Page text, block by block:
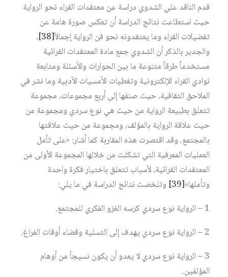
قدم الناقد علي الشدوي دراسة عن معتقدات القراء نحو الرواية
حيث استطاعت نتائج الدراسة أن تعكس صورة هامة عن
تفضيلات القراء وما يعتقدونه نحو فن الرواية إجمالاً‏[38]
،
والجدير بالذكر أن الشدوي جمع مادة المعتقدات القرائية
مستخدماً طرقاً متنوعة ما بين الحوارات والأسئلة ومتابعة
نوادي القراء الإلكترونية وتغطيات الأمسيات الأدبية وما نشر في
الملاحق الثقافية، حيث صنفها إلى أربع مجموعات، مجموعة
تتعلق بطبيعة الرواية من حيث هي نوع سردي ومجموعة من
حيث علاقة الرواية بالمؤلف، ومجموعة من حيث علاقتها
بالمجتمع، وقد اقتصرت هذه المقاربة كما أشار: «على تأمل
العمليات المعرفية التي تشكلت من خلالها المجموعة الأولى من
المعتقدات القرائية، لأسباب تتعلق باختيار فكرة واحدة
وتأملها»‏[39]
وتلخصت نتائج الدراسة في ما يلي:
1 – الرواية نوع سردي كرسه الغزو الفكري للمجتمع.
2 – الرواية نوع سردي يهدف إلى التسلية وقضاء أوقات الفراغ.
3 – الرواية نوع سردي لا يعدو أن يكون نسيجاً من أوهام
المؤلفين.